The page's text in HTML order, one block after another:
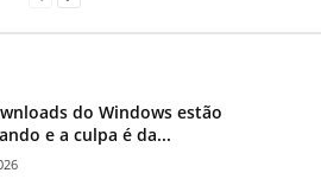
do Windows estão
e a culpa é da...